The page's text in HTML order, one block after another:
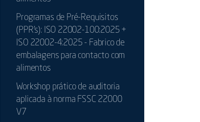
Programas de Pré-Requisitos
(PPR’s): ISO 22002-100:2025 +
ISO 22002-4:2025 - Fabrico de
embalagens para contacto com
alimentos
Workshop prático de auditoria
aplicada à norma FSSC 22000
V7